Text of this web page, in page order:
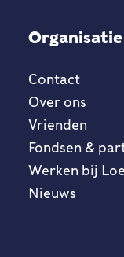
Organisatie
Contact
Over ons
Vrienden
Fondsen &
Werken bij
Nieuws